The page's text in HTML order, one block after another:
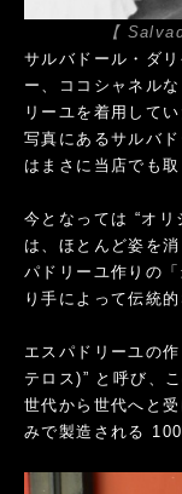
【
サルバドール・ダ
ー、ココシャネル
リーユを着用して
写真にあるサルバ
はまさに当店でも
今となっては “オ
は、ほとんど姿を
パドリーユ作りの
り手によって伝統
エスパドリーユの
テロス)” と呼び、
世代から世代へと
みで製造される